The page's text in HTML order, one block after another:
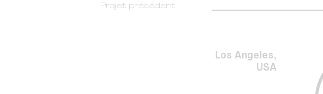
Projet précédent
Los Angeles,
USA